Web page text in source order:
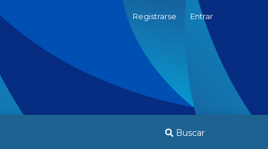
Buscar
Registrarse Entrar